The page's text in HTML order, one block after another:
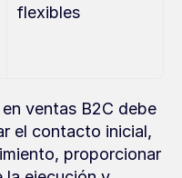
flexibles
ventas B2C debe
el contacto inicial,
proporcionar